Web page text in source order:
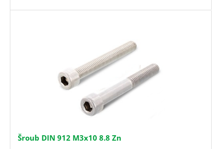
Šroub DIN 912 M3x10 8.8 Zn